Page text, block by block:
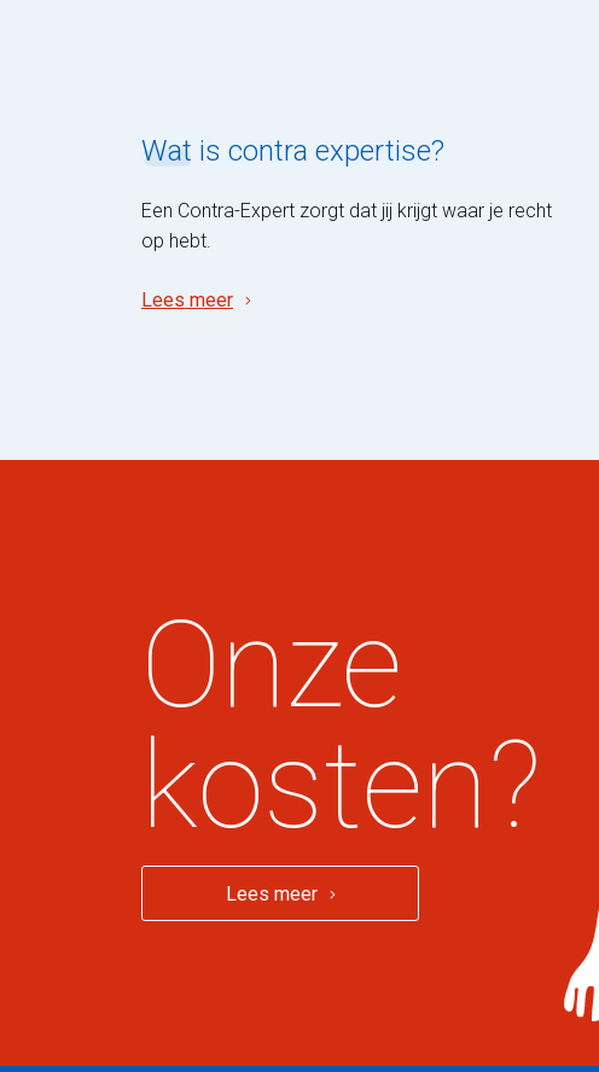
Wat is contra expertise?
Een Contra-Expert zorgt dat jij krijgt waar je recht
op hebt.
Lees meer
Onze
kosten?
Lees meer